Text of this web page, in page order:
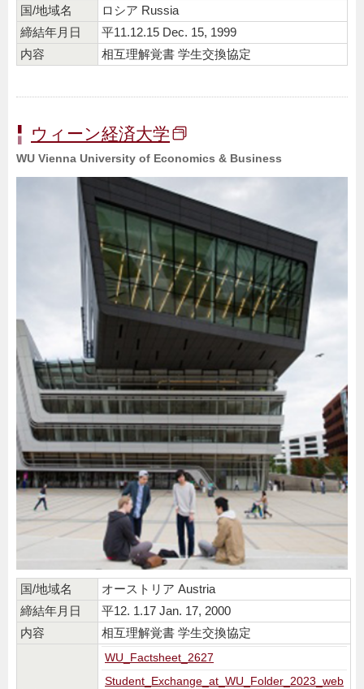
国/地域名
ロシア Russia
締結年月日
平11.12.15 Dec. 15, 1999
内容
相互理解覚書 学生交換協定
ウィーン経済大学
WU Vienna University of Economics & Business
国/地域名
オーストリア Austria
締結年月日
平12. 1.17 Jan. 17, 2000
内容
相互理解覚書 学生交換協定
WU_Factsheet_2627
Student_Exchange_at_WU_Folder_2023_web